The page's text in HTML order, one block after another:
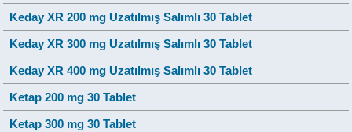
Keday XR 200 mg Uzatılmış Salımlı 30 Tablet
Keday XR 300 mg Uzatılmış Salımlı 30 Tablet
Keday XR 400 mg Uzatılmış Salımlı 30 Tablet
Ketap 200 mg 30 Tablet
Ketap 300 mg 30 Tablet